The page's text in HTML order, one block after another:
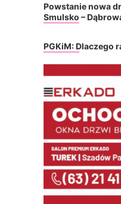
Powstanie nowa
Smulsko –
PGKiM: Dlaczego